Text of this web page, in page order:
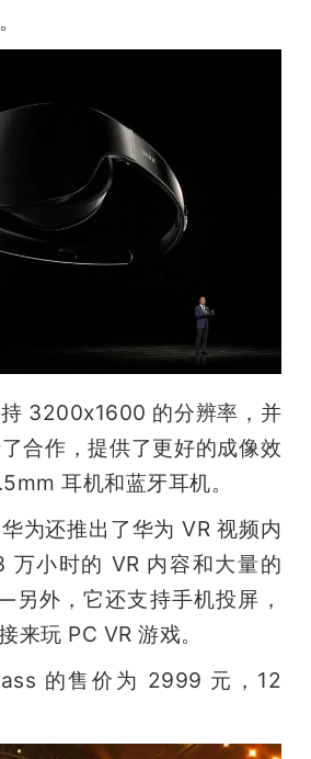
3200x1600 的分辨率，并
合作，提供了更好的成像效
耳机和蓝牙耳机。
为还推出了华为 VR 视频内
万小时的 VR 内容和大量的
外，它还支持手机投屏，
来玩 PC VR 游戏。
的售价为 2999 元，12